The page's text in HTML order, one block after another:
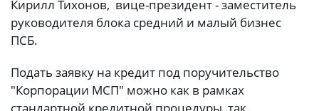
Кирилл Тихонов, вице-президент - заместитель
руководителя блока средний и малый бизнес
ПСБ.
Подать заявку на кредит под поручительство
"Корпорации МСП" можно как в рамках